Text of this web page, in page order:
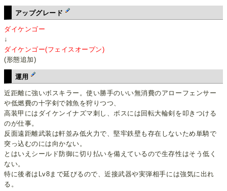
アップグレード
ダイケンゴー
↓
ダイケンゴー(フェイスオープン)
(形態追加)
運用
近距離に強いボスキラー。使い勝手のいい無消費のアローフェンサー
や低燃費の十字剣で雑魚を狩りつつ、
高装甲にはダイケンイナズマ刺し、ボスには回転大輪剣を叩きつける
のが仕事。
反面遠距離武装は軒並み低火力で、堅牢鉄壁も存在しないため単騎で
突っ込むのには向かない。
とはいえシールド防御に切り払いを備えているので生存性はそう低く
ない。
特に後者はLv8まで延びるので、近接武器や実弾相手には強気に出れ
る。